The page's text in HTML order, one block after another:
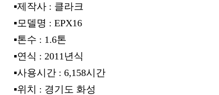
▪︎제작사 : 클라크
▪︎모델명 : EPX16
▪︎톤수 : 1.6톤
▪︎연식 : 2011년식
▪︎사용시간 : 6,158시간
▪︎위치 : 경기도 화성